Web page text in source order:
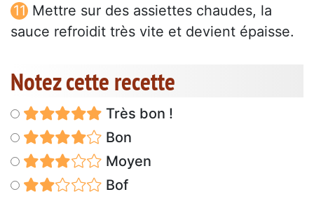
Mettre sur des assiettes chaudes, la
sauce refroidit très vite et devient épaisse.
Notez cette recette
Très bon !
Bon
Moyen
Bof